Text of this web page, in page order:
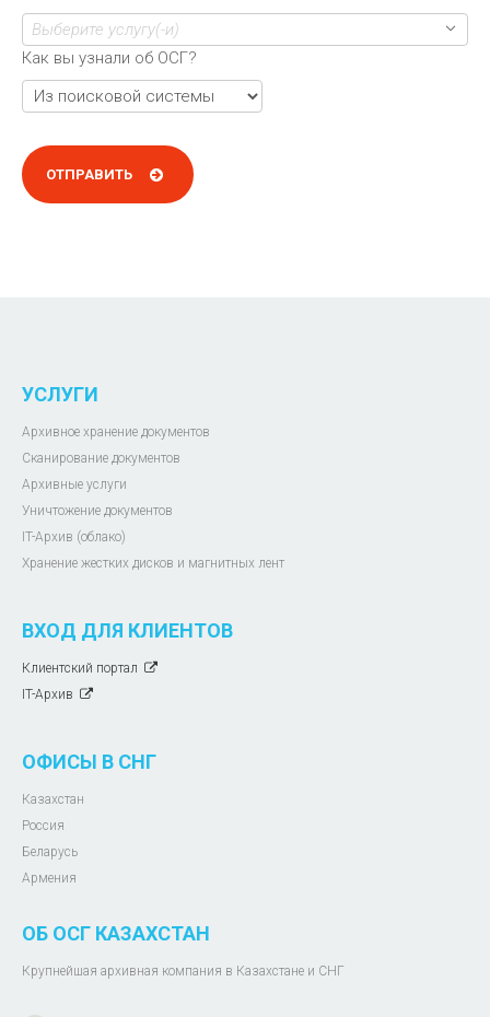
Выберите услугу(-и)
Как вы узнали об ОСГ?
УСЛУГИ
Архивное хранение документов
Сканирование документов
Архивные услуги
Уничтожение документов
IT-Архив (облако)
Хранение жестких дисков и магнитных лент
ВХОД ДЛЯ КЛИЕНТОВ
Клиентский портал
IT-Архив
ОФИСЫ В СНГ
Казахстан
Россия
Беларусь
Армения
ОБ ОСГ КАЗАХСТАН
Крупнейшая архивная компания в Казахстане и СНГ